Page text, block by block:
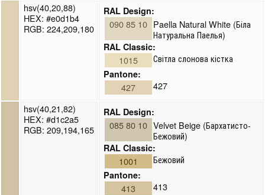
hsv(40,20,88)
HEX: #e0d1b4
RGB: 224,209,180
RAL Design:
090 85 10 Paella Natural White (Біла
Натуральна Паелья)
RAL Classic:
1015 Світла слонова кістка
Pantone:
427
427
hsv(40,21,82)
HEX: #d1c2a5
RGB: 209,194,165
RAL Design:
085 80 10 Velvet Beige (Бархатисто-
Бежовий)
RAL Classic:
1001 Бежовий
Pantone:
413 413